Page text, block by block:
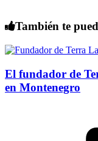
También te
El fundador de
en Montenegro